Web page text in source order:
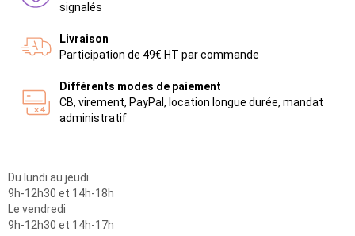
signalés
Livraison
Participation de 49€ HT par commande
Différents modes de paiement
CB, virement, PayPal, location longue durée, mandat
administratif
Du lundi au jeudi
9h-12h30 et 14h-18h
Le vendredi
9h-12h30 et 14h-17h